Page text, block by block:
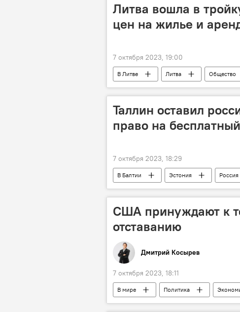
Литва вошла в
цен на жилье и
7 октября 2023, 19:00
В Литве Литва Общество
Таллин оставил
право на
7 октября 2023, 18:29
В Балтии Эстония Россия
Политика
Общество
США принуждают к
отставанию
Дмитрий Косырев
7 октября 2023, 18:11
В мире Политика
аналитика